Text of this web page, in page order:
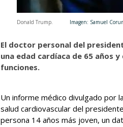
Donald Trump. Imagen: Samuel
El doctor personal del
una edad cardíaca de 65 años
funciones.
Un informe médico divulgado por la
salud cardiovascular del
persona 14 años más joven, un